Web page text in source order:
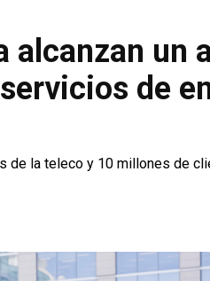
alcanzan un
de
de la teleco y 10 millones de